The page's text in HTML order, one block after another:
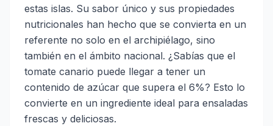
estas islas. Su sabor único y sus propiedades
nutricionales han hecho que se convierta en un
referente no solo en el archipiélago, sino
también en el ámbito nacional. ¿Sabías que el
tomate canario puede llegar a tener un
contenido de azúcar que supera el 6%? Esto lo
convierte en un ingrediente ideal para ensaladas
frescas y deliciosas.